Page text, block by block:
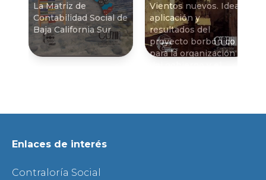
La Matriz de
Contabilidad Social de
Baja California Sur
Vientos nuevos. Idea,
aplicación y
resultados del
proyecto borbónico
para la organización
1767-1825
Enlaces de interés
Contraloría Social